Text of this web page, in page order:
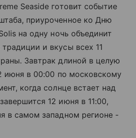
Seaside готовит событие
приуроченное ко Дню
на одну ночь объединит
и вкусы всех 11
Завтрак длиной в целую
июня в 00:00 по московскому
когда солнце встает над
12 июня в 11:00,
в самом западном регионе -